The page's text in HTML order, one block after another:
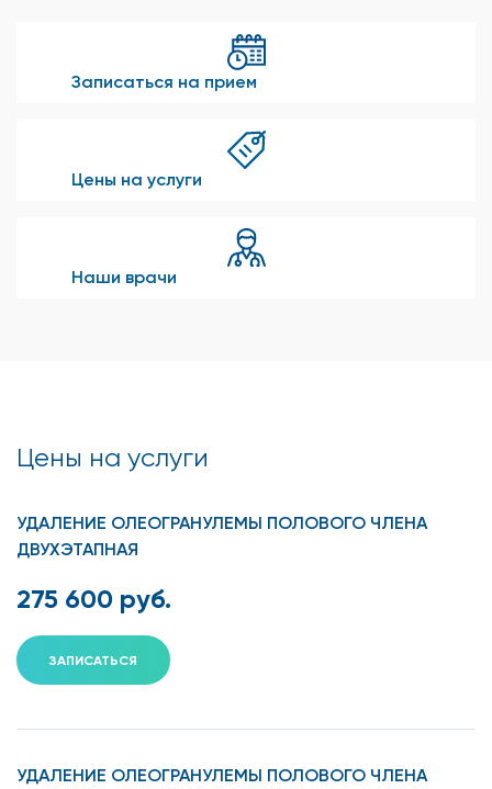
Записаться на прием
Цены на услуги
Наши врачи
Цены на услуги
УДАЛЕНИЕ ОЛЕОГРАНУЛЕМЫ ПОЛОВОГО ЧЛЕНА
ДВУХЭТАПНАЯ
275 600 руб.
ЗАПИСАТЬСЯ
УДАЛЕНИЕ ОЛЕОГРАНУЛЕМЫ ПОЛОВОГО ЧЛЕНА